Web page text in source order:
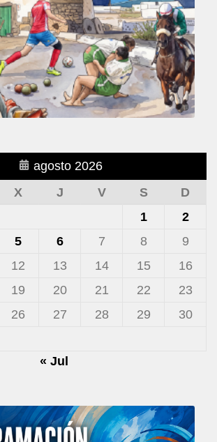
agosto 2026
X J V S
D
1
2
5 6 7 8
9
12 13 14 15
16
19 20 21 22
23
26 27 28 29
30
« Jul